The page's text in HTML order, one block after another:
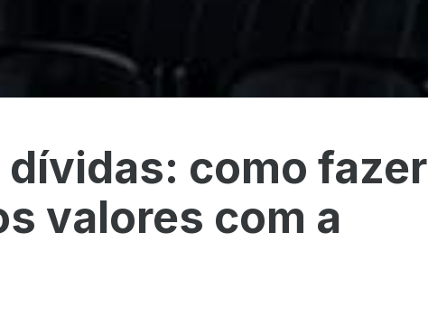
dívidas: como fazer
valores com a